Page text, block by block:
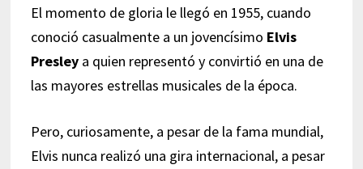
El momento de gloria le llegó en 1955, cuando
conoció casualmente a un jovencísimo Elvis
Presleya quien representó y convirtió en una de
las mayores estrellas musicales de la época.
Pero, curiosamente, a pesar de la fama mundial,
Elvis nunca realizó una gira internacional, a pesar